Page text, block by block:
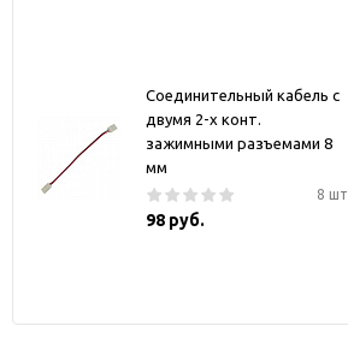
Соединительный кабель с
двумя 2-х конт.
зажимными разъемами 8
мм
8 шт
98 руб.